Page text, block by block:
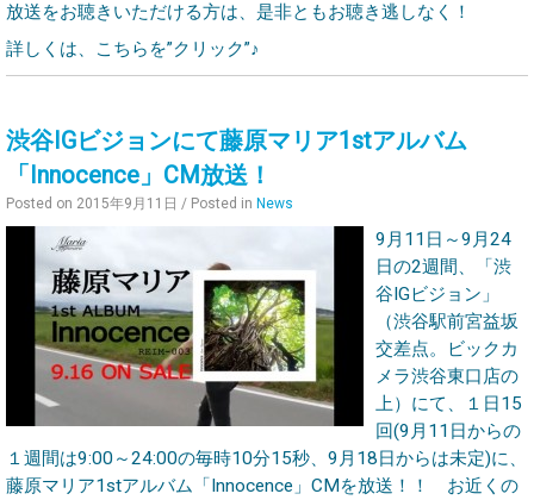
放送をお聴きいただける方は、是非ともお聴き逃しなく！
詳しくは、こちらを”クリック”♪
渋谷IGビジョンにて藤原マリア1stアルバム
「Innocence」CM放送！
Posted on 2015年9月11日 / Posted in News
9月11日～9月24
日の2週間、「渋
谷IGビジョン」
（渋谷駅前宮益坂
交差点。ビックカ
メラ渋谷東口店の
上）にて、１日15
回(9月11日からの
１週間は9:00～24:00の毎時10分15秒、9月18日からは未定)に、
藤原マリア1stアルバム「Innocence」CMを放送！！ お近くの